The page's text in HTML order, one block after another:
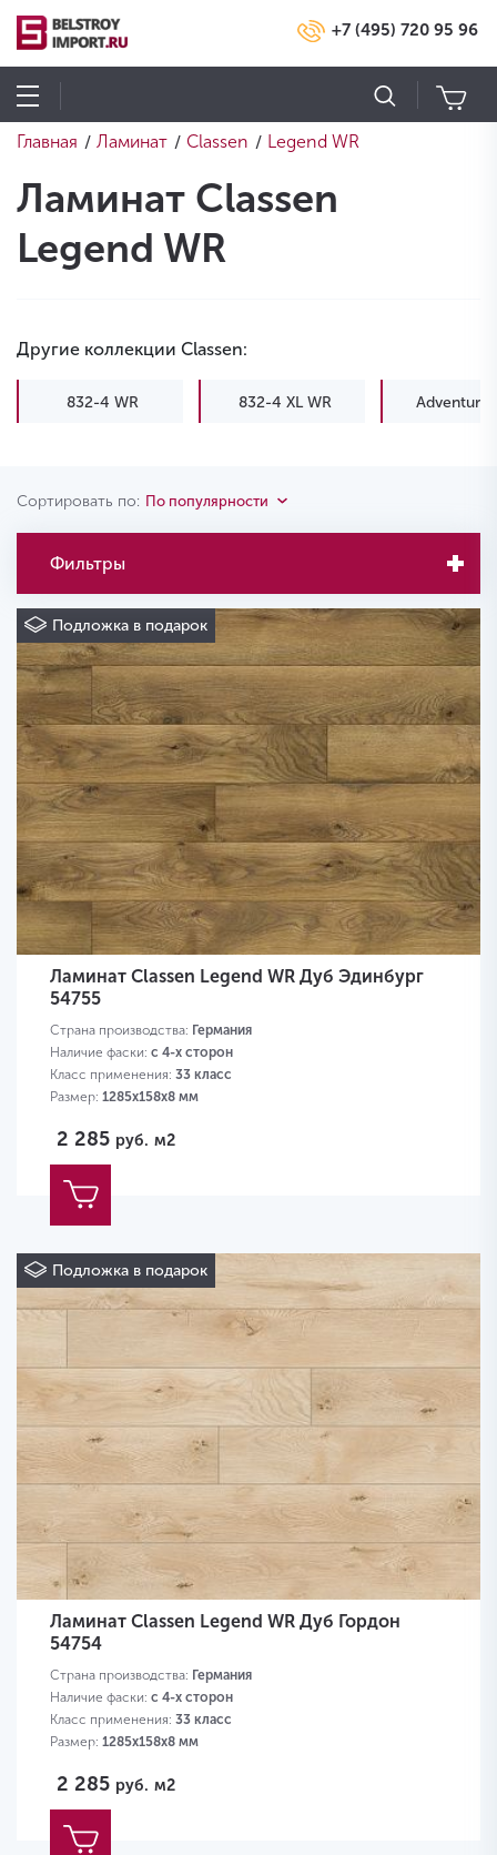
+7 (495) 720 95 96
Главная / Ламинат / Classen / Legend WR
Ламинат Classen
Legend WR
Другие коллекции Classen:
832-4 WR 832-4 XL WR Adventure
Сортировать по: По популярности
Фильтры
Подложка в подарок
Ламинат Classen Legend WR Дуб Эдинбург
54755
Страна производства: Германия
Наличие фаски: с 4-х сторон
Класс применения: 33 класс
Размер: 1285х158х8 мм
2 285 руб. м2
Подложка в подарок
Ламинат Classen Legend WR Дуб Гордон
54754
Страна производства: Германия
Наличие фаски: с 4-х сторон
Класс применения: 33 класс
Размер: 1285х158х8 мм
2 285 руб. м2